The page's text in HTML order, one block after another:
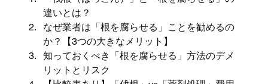
違いとは？
なぜ業者は「根を腐らせる」ことを勧めるの
か？【3つの大きなメリット】
知っておくべき「根を腐らせる」方法のデメ
リットとリスク